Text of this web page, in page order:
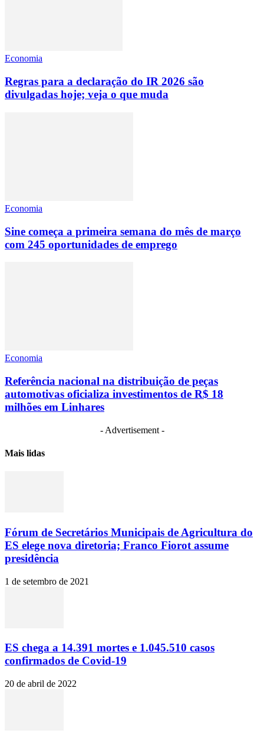
Economia
Regras para a declaração do IR 2026 são
divulgadas hoje; veja o que muda
Economia
Sine começa a primeira semana do mês de março
com 245 oportunidades de emprego
Economia
Referência nacional na distribuição de peças
automotivas oficializa investimentos de R$ 18
milhões em Linhares
- Advertisement -
Mais lidas
Fórum de Secretários Municipais de Agricultura do
ES elege nova diretoria; Franco Fiorot assume
presidência
1 de setembro de 2021
ES chega a 14.391 mortes e 1.045.510 casos
confirmados de Covid-19
20 de abril de 2022